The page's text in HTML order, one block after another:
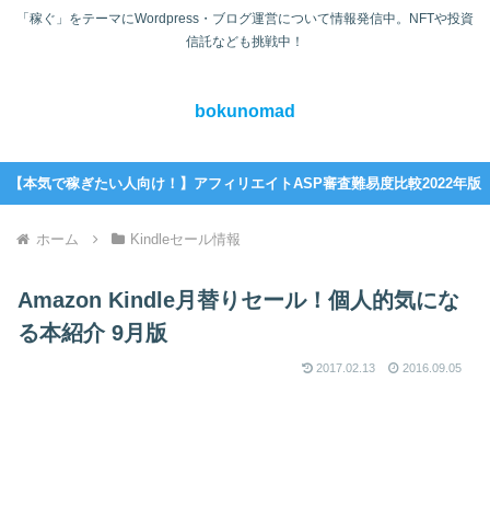
「稼ぐ」をテーマにWordpress・ブログ運営について情報発信中。NFTや投資
信託なども挑戦中！
bokunomad
【本気で稼ぎたい人向け！】アフィリエイトASP審査難易度比較2022年版
ホーム Kindleセール情報
Amazon Kindle月替りセール！個人的気にな
る本紹介 9月版
2017.02.13 2016.09.05